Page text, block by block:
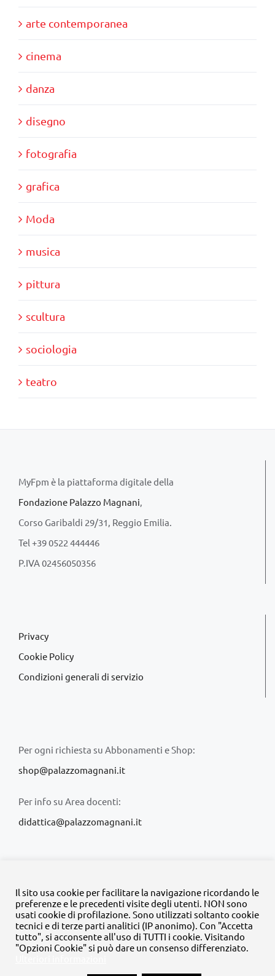
arte contemporanea
cinema
danza
disegno
fotografia
grafica
Moda
musica
pittura
scultura
sociologia
teatro
MyFpm è la piattaforma digitale della
Fondazione Palazzo Magnani,
Corso Garibaldi 29/31, Reggio Emilia.
Tel +39 0522 444446
P.IVA 02456050356
Privacy
Cookie Policy
Condizioni generali di servizio
Per ogni richiesta su Abbonamenti e Shop:
shop@palazzomagnani.it
Per info su Area docenti:
didattica@palazzomagnani.it
© Copyright 2020 -2026 | Tutti i diritti riservati | MyFpm è un
progetto dellaFondazione Palazzo Magnani
Il sito usa cookie per facilitare la navigazione ricordando le
preferenze e le precedenti visite degli utenti. NON sono
usati cookie di profilazione. Sono utilizzati soltanto cookie
tecnici e di terze parti analitici (IP anonimo). Con "Accetta
tutto", si acconsente all'uso di TUTTI i cookie. Visitando
"Opzioni Cookie" si può dare un consenso differenziato.